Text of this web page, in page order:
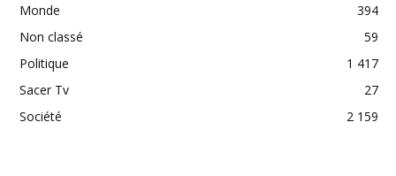
Monde
394
Non classé
59
Politique
1 417
Sacer Tv
27
Société
2 159